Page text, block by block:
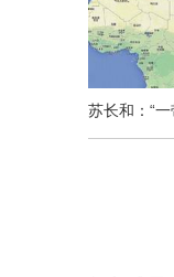
苏长和：“一